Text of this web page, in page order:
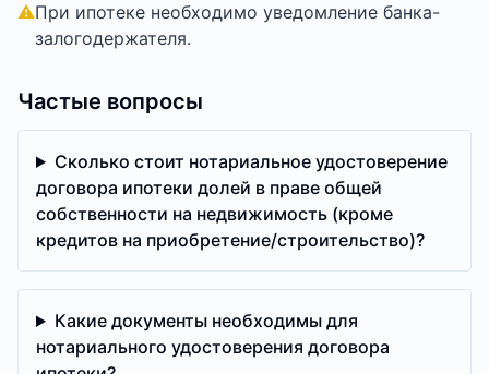
⚠При ипотеке необходимо уведомление банка-
залогодержателя.
Частые вопросы
Сколько стоит нотариальное удостоверение
договора ипотеки долей в праве общей
собственности на недвижимость (кроме
кредитов на приобретение/строительство)?
Какие документы необходимы для
нотариального удостоверения договора